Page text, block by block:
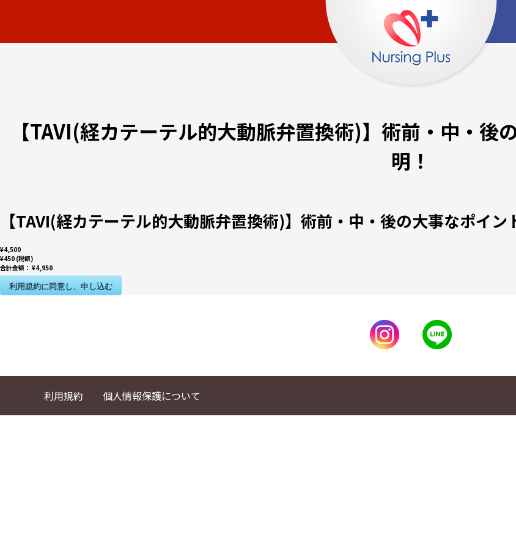
【TAVI(経カテーテル的大動脈弁置換術)】術前・中・後
明！
【TAVI(経カテーテル的大動脈弁置換術)】術前・中・後の大事なポイン
¥4,500
¥450 (税額)
合計金額： ¥4,950
利用規約に同意し、申し込む
利用規約 個人情報保護について